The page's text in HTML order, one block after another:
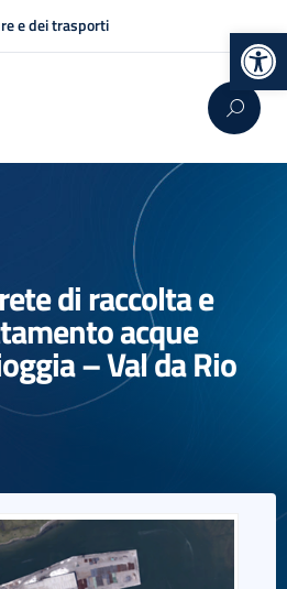
e dei trasporti
di raccolta e
acque
– Val da Rio